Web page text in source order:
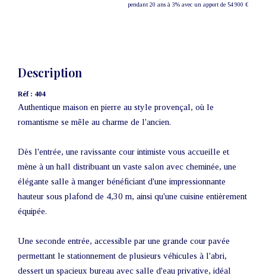
pendant 20 ans à 3% avec un apport de 54 900 €
Description
Réf : 404
Authentique maison en pierre au style provençal, où le
romantisme se mêle au charme de l'ancien.
Dès l'entrée, une ravissante cour intimiste vous accueille et
mène à un hall distribuant un vaste salon avec cheminée, une
élégante salle à manger bénéficiant d'une impressionnante
hauteur sous plafond de 4,30 m, ainsi qu'une cuisine entièrement
équipée.
Une seconde entrée, accessible par une grande cour pavée
permettant le stationnement de plusieurs véhicules à l'abri,
dessert un spacieux bureau avec salle d'eau privative, idéal